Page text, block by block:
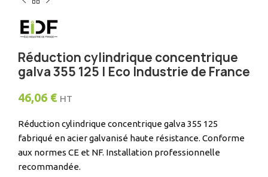
Réduction cylindrique concentrique
galva 355 125 | Eco Industrie de France
46,06 € HT
Réduction cylindrique concentrique galva 355 125
fabriqué en acier galvanisé haute résistance. Conforme
aux normes CE et NF. Installation professionnelle
recommandée.